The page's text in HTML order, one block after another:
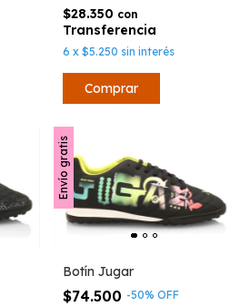
$28.350 con
6 x $5.250 sin interés
Comprar
Envío gratis
Botín Jugar
$74.500 -50% OFF